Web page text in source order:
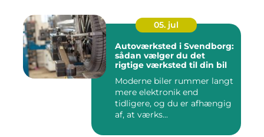
05. jul
Autoværksted i Svendborg:
sådan vælger du det
rigtige værksted til din bil
Moderne biler rummer langt
mere elektronik end
tidligere, og du er afhængig
af, at værks...